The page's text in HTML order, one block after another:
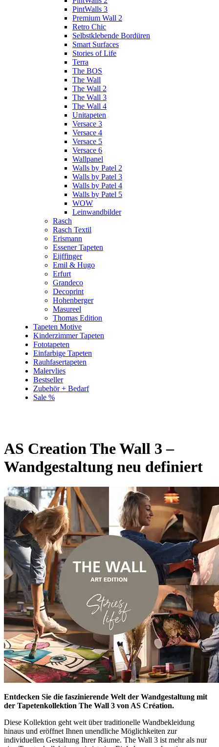
PintWalls 3
Premium Wall 2
Retro Chic
Selbstklebende Bordüren
Smart Surfaces
Stories of Life
Terra
The BOS
The Wall
The Wall 2
The Wall 3
The Wall 4
Unitapeten
Versace 3
Versace 4
Versace 5
Versace 6
Wallpanel
Walls by Patel 2
Walls by Patel 3
Walls by Patel 4
Walls by Patel 5
WOW
Leinwandbilder
Rasch
Rasch Textil
Erismann
Essener Tapeten
Eijffinger
Emil & Hugo
Erfurt
Grandeco
Decoprint
Hohenberger
Masureel
Thomas Edition
Tapeten Motive
Kinderzimmer Tapeten
Fototapeten
Einfarbige Tapeten
Rauhfasertapeten
Malervlies
Bestseller
Zubehör + Bedarf
Sale %
AS Creation The Wall 3 –
Wandgestaltung neu definiert
Entdecken Sie die faszinierende Welt der Wandgestaltung mit
der Tapetenkollektion The Wall 3 von AS Création.
Diese Kollektion geht weit über traditionelle Wandbekleidung
hinaus und eröffnet Ihnen unendliche Möglichkeiten zur
individuellen Gestaltung Ihrer Räume. The Wall 3 ist mehr als nur